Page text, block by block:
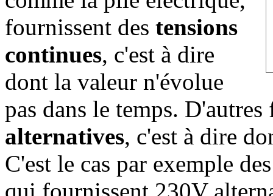
fournissent des tensions
continues, c'est à dire
dont la valeur n'évolue
pas dans le temps.
alternatives, c'est à dire
C'est le cas par exemple